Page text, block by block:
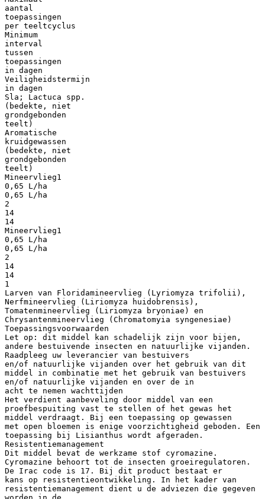
aantal
toepassingen
per teeltcyclus
Minimum
interval
tussen
toepassingen
in dagen
Veiligheidstermijn
in dagen
Sla; Lactuca spp.
(bedekte, niet
grondgebonden
teelt)
Aromatische
kruidgewassen
(bedekte, niet
grondgebonden
teelt)
Mineervlieg1
0,65 L/ha
0,65 L/ha
2
14
14
Mineervlieg1
0,65 L/ha
0,65 L/ha
2
14
14
1
Larven van Floridamineervlieg (Lyriomyza trifolii),
Nerfmineervlieg (Liriomyza huidobrensis),
Tomatenmineervlieg (Liriomyza bryoniae) en
Chrysantenmineervlieg (Chromatomyia syngenesiae)
Toepassingsvoorwaarden
Let op: dit middel kan schadelijk zijn voor bijen,
andere bestuivende insecten en natuurlijke vijanden.
Raadpleeg uw leverancier van bestuivers
en/of natuurlijke vijanden over het gebruik van dit
middel in combinatie met het gebruik van bestuivers
en/of natuurlijke vijanden en over de in
acht te nemen wachttijden
Het verdient aanbeveling door middel van een
proefbespuiting vast te stellen of het gewas het
middel verdraagt. Bij een toepassing op gewassen
met open bloemen is enige voorzichtigheid geboden. Een
toepassing bij Lisianthus wordt afgeraden.
Resistentiemanagement
Dit middel bevat de werkzame stof cyromazine.
Cyromazine behoort tot de insecten groeiregulatoren.
De Irac code is 17. Bij dit product bestaat er
kans op resistentieontwikkeling. In het kader van
resistentiemanagement dient u de adviezen die gegeven